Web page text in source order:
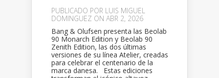
PUBLICADO POR LUIS MIGUEL
DOMINGUEZ ON ABR 2, 2026
Bang & Olufsen presenta las Beolab
90 Monarch Edition y Beolab 90
Zenith Edition, las dos últimas
versiones de su línea Atelier, creadas
para celebrar el centenario de la
marca danesa. Estas ediciones